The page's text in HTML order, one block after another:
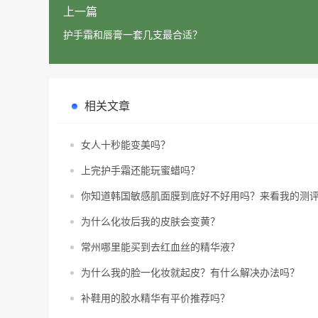
上一篇
护手霜和唇膏一套几支最合适？
相关文章
女人十秒能变美吗？
上完护手霜还能玩蜜蜡吗？
你知道韩国敏感肌面膜到底好不好用吗？来看我的测
为什么化妆后我的皮肤会变黄？
常州哪里能买到去红血丝的精华液？
为什么我的脸一化妆就起皮？有什么解决办法吗？
补鞋用的胶水精华有平价推荐吗？